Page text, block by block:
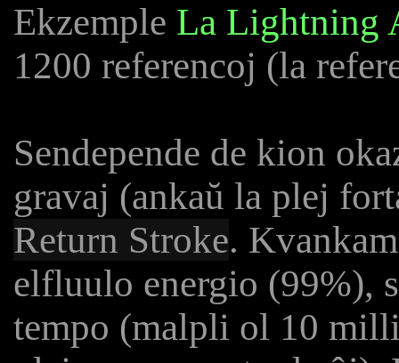
Ekzemple La Lightning
1200 referencoj (la
Sendepende de kion
gravaj (ankaŭ la plej
Return Stroke.
elfluulo energio (99%),
tempo (malpli ol 10